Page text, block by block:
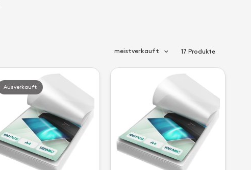
meistverkauft 17 Produkte
Ausverkauft